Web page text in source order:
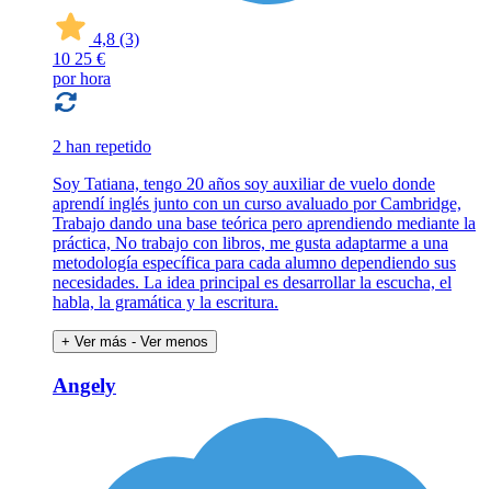
4,8 (3)
10 25 €
por hora
2 han repetido
Soy Tatiana, tengo 20 años soy auxiliar de vuelo donde
aprendí inglés junto con un curso avaluado por Cambridge,
Trabajo dando una base teórica pero aprendiendo mediante la
práctica, No trabajo con libros, me gusta adaptarme a una
metodología específica para cada alumno dependiendo sus
necesidades. La idea principal es desarrollar la escucha, el
habla, la gramática y la escritura.
+ Ver más - Ver menos
Angely